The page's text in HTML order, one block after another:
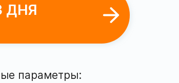
ДНЯ
параметры: